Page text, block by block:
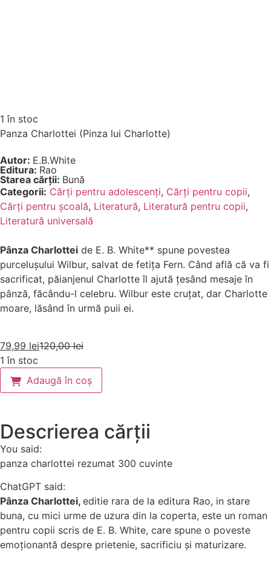
1 în stoc
Panza Charlottei (Pinza lui Charlotte)
Autor: E.B.White
Editura: Rao
Starea cărții: Bună
Categorii: Cărți pentru adolescenți, Cărți pentru copii,
Cărți pentru școală, Literatură, Literatură pentru copii,
Literatură universală
Pânza Charlottei de E. B. White** spune povestea
purcelușului Wilbur, salvat de fetița Fern. Când află că va fi
sacrificat, păianjenul Charlotte îl ajută țesând mesaje în
pânză, făcându-l celebru. Wilbur este cruțat, dar Charlotte
moare, lăsând în urmă puii ei.
120,00lei
79,99 lei
1 în stoc
Adaugă în coș
Descrierea cărții
You said:
panza charlottei rezumat 300 cuvinte
ChatGPT said:
Pânza Charlottei, editie rara de la editura Rao, in stare
buna, cu mici urme de uzura din la coperta, este un roman
pentru copii scris de E. B. White, care spune o poveste
emoționantă despre prietenie, sacrificiu și maturizare.